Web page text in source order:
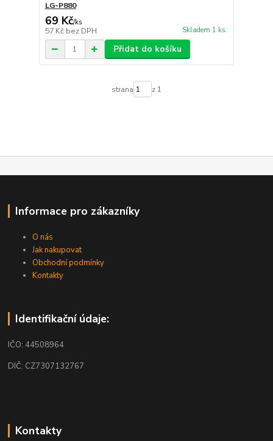
LG-P880
69 Kč/ks
57 Kč bez DPH Skladem 1 ks
Přidat do košíku
strana z 1
Informace pro zákazníky
O nás
Jak nakupovat
Obchodní podmínky
Kontakty
Identifikační údaje:
IČO: 44508964
DIČ: CZ7307132767
Kontakty